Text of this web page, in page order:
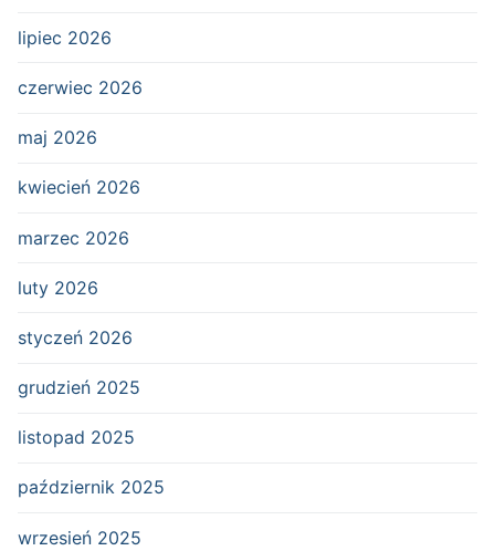
lipiec 2026
czerwiec 2026
maj 2026
kwiecień 2026
marzec 2026
luty 2026
styczeń 2026
grudzień 2025
listopad 2025
październik 2025
wrzesień 2025